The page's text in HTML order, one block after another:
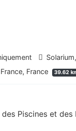
France
39.62
des Piscines et